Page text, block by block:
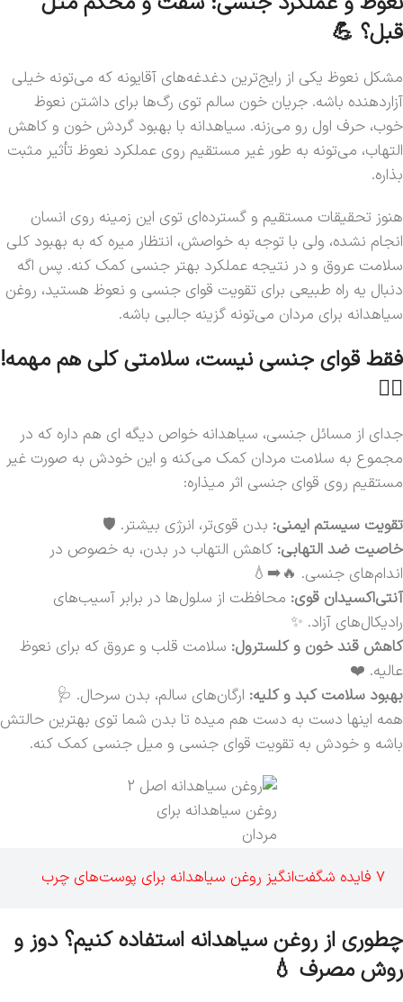
قبل؟ 💪
مشکل نعوظ یکی از رایج‌ترین دغدغه‌های آقایونه که می‌تونه خیلی
آزاردهنده باشه. جریان خون سالم توی رگ‌ها برای داشتن نعوظ
خوب، حرف اول رو می‌زنه. سیاهدانه با بهبود گردش خون و کاهش
التهاب، می‌تونه به طور غیر مستقیم روی عملکرد نعوظ تأثیر مثبت
بذاره.
هنوز تحقیقات مستقیم و گسترده‌ای توی این زمینه روی انسان
انجام نشده، ولی با توجه به خواصش، انتظار میره که به بهبود کلی
سلامت عروق و در نتیجه عملکرد بهتر جنسی کمک کنه. پس اگه
دنبال یه راه طبیعی برای تقویت قوای جنسی و نعوظ هستید، روغن
سیاهدانه برای مردان می‌تونه گزینه جالبی باشه.
فقط قوای جنسی نیست، سلامتی کلی هم مهمه!
🏃‍♂️
جدای از مسائل جنسی، سیاهدانه خواص دیگه ای هم داره که در
مجموع به سلامت مردان کمک می‌کنه و این خودش به صورت غیر
مستقیم روی قوای جنسی اثر میذاره:
تقویت سیستم ایمنی: بدن قوی‌تر، انرژی بیشتر. 🛡️
خاصیت ضد التهابی: کاهش التهاب در بدن، به خصوص در
اندام‌های جنسی. 🔥➡️💧
آنتی‌اکسیدان قوی: محافظت از سلول‌ها در برابر آسیب‌های
رادیکال‌های آزاد. ✨
کاهش قند خون و کلسترول: سلامت قلب و عروق که برای نعوظ
عالیه. ❤️
بهبود سلامت کبد و کلیه: ارگان‌های سالم، بدن سرحال. 🩺
همه اینها دست به دست هم میده تا بدن شما توی بهترین حالتش
باشه و خودش به تقویت قوای جنسی و میل جنسی کمک کنه.
روغن سیاهدانه برای
مردان
7 فایده شگفت‌انگیز روغن سیاهدانه برای پوست‌های چرب
چطوری از روغن سیاهدانه استفاده کنیم؟ دوز و
روش مصرف 💧